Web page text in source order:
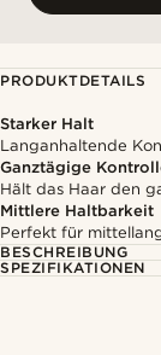
PRODUKTDETAILS
Starker Halt
Langanhaltende
Ganztägige
Hält das Haar den
Mittlere Haltbarkeit
Perfekt für
BESCHREIBUNG
SPEZIFIKATIONEN